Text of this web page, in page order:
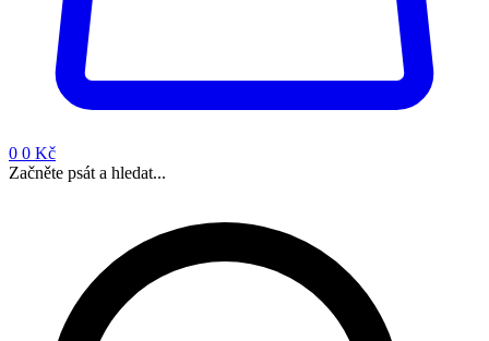
0 0 Kč
Začněte psát a hledat...